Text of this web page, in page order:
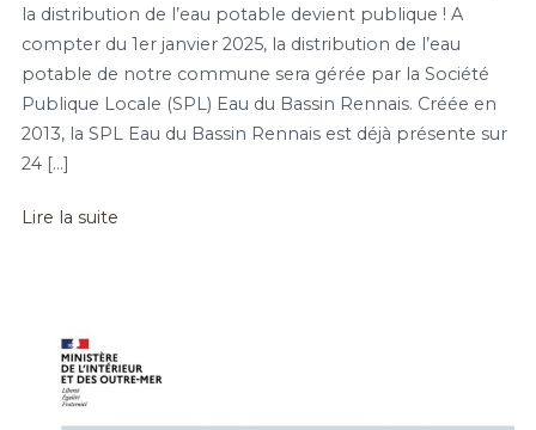
la distribution de l’eau potable devient publique ! A
compter du 1er janvier 2025, la distribution de l’eau
potable de notre commune sera gérée par la Société
Publique Locale (SPL) Eau du Bassin Rennais. Créée en
2013, la SPL Eau du Bassin Rennais est déjà présente sur
24 […]
Lire la suite